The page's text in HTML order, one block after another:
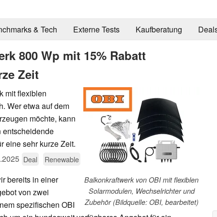
& Tech Externe Tests Kaufberatung
800 Wp mit 15% Rabatt
Zeit
Balkonkraftwerk von OBI mit flexiblen
Solarmodulen, Wechselrichter und
Zubehör (Bildquelle: OBI, bearbeitet)
mit flexiblen
Wer etwa auf dem
möchte, kann
entscheidende
eine sehr kurze Zeit.
Deal Renewable
bereits in einer
von zwei
spezifischen OBI